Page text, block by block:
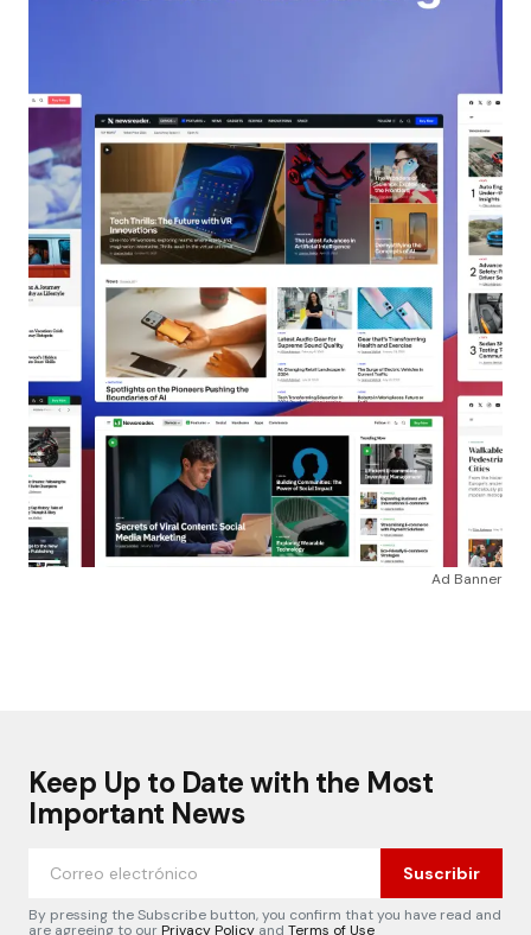
Ad Banner
Keep Up to Date with the Most
Important News
Suscribir
By pressing the Subscribe button, you confirm that you have read and
are agreeing to ourPrivacy Policy and Terms of Use